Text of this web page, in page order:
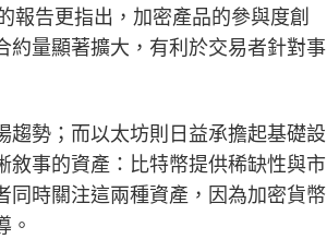
報告更指出，加密產品的參與度創
約量顯著擴大，有利於交易者針對事
勢；而以太坊則日益承擔起基礎設
事的資產：比特幣提供稀缺性與市
同時關注這兩種資產，因為加密貨幣
。